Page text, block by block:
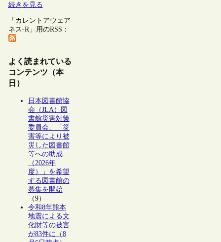
続きを見る
「カレントアウェア
ネス-R」用のRSS：
よく読まれている
コンテンツ（本
日）
日本図書館協
会（JLA）図
書館災害対策
委員会、「災
害等により被
災した図書館
等への助成
（2026年
度）」を希望
する図書館の
募集を開始
（9）
令和8年熊本
地震による文
化財等の被害
が83件に（8